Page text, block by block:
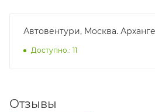
Автовентури, Москва.
Доступно.: 11
Отзывы